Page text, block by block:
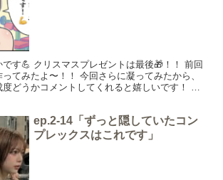
です💪 クリスマスプレゼントは最後🎁！！ 前回
てみたよ〜！！ 今回さらに凝ってみたから、
どうかコメントしてくれると嬉しいです！ こ
ep.2-14「ずっと隠していたコン
プレックスはこれです」